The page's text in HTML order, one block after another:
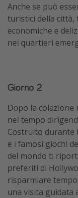
Anche se può
turistici della
economiche e
nei quartieri
Giorno 2
Dopo la
nel tempo
Costruito durante
e i famosi giochi
del mondo ti
preferiti di
risparmiare
una visita guidata